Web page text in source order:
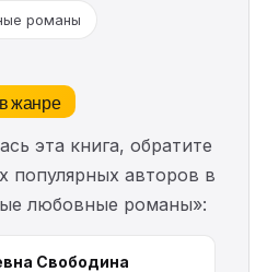
романы
жанре
эта книга, обратите
популярных авторов в
любовные романы»:
Свободина